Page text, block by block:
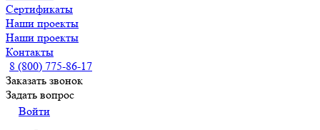
Сертификаты
Наши проекты
Наши проекты
Контакты
8 (800) 775-86-17
Заказать звонок
Задать вопрос
Войти